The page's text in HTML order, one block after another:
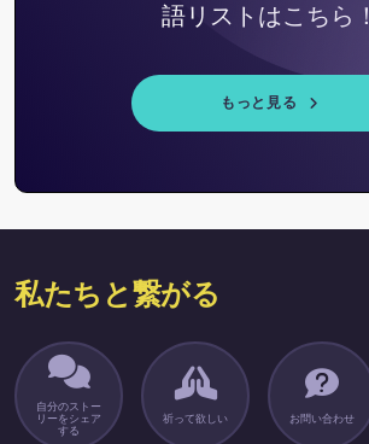
語リストはこちら！
もっと見る
私たちと繋がる
自分のストー
リーをシェア
する
祈って欲しい お問い合わせ